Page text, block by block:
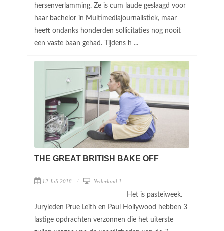
hersenverlamming. Ze is cum laude geslaagd voor
haar bachelor in Multimediajournalistiek, maar
heeft ondanks honderden sollicitaties nog nooit
een vaste baan gehad. Tijdens h ...
THE GREAT BRITISH BAKE OFF
12 Juli 2018 Nederland 1
Het is pasteiweek.
Juryleden Prue Leith en Paul Hollywood hebben 3
lastige opdrachten verzonnen die het uiterste